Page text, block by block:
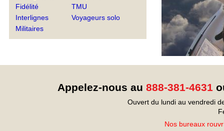
Fidélité
Interlignes
Militaires
TMU
Voyageurs solo
Appelez-nous au 888-381-4631
Ouvert du lundi au vendredi
Nos bureaux